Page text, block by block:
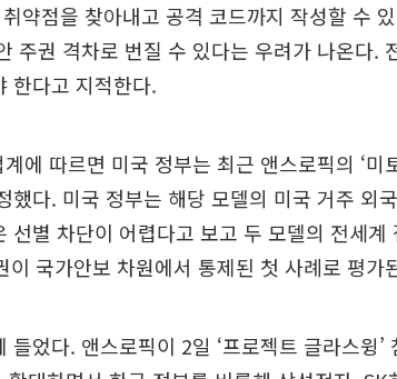
약점을 찾아내고 공격 코드까지 작성할 수
주권 격차로 번질 수 있다는 우려가 나온다.
한다고 지적한다.
에 따르면 미국 정부는 최근 앤스로픽의 ‘미
했다. 미국 정부는 해당 모델의 미국 거주 외
선별 차단이 어렵다고 보고 두 모델의 전세계
이 국가안보 차원에서 통제된 첫 사례로 평가
들었다. 앤스로픽이 2일 ‘프로젝트 글라스윙